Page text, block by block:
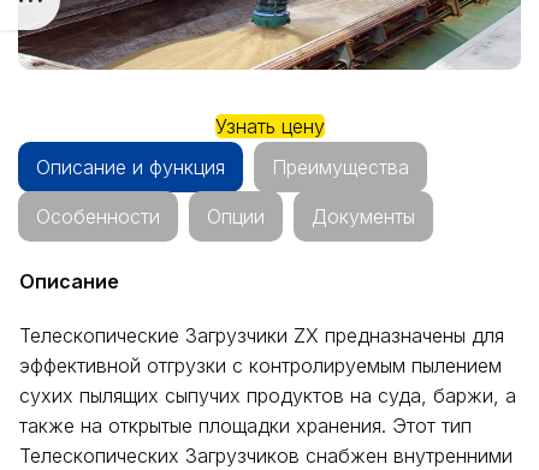
Узнать цену
Описание и функция
Преимущества
Особенности Опции Документы
Описание
Телескопические Загрузчики ZX предназначены для
эффективной отгрузки с контролируемым пылением
сухих пылящих сыпучих продуктов на суда, баржи, а
также на открытые площадки хранения. Этот тип
Телескопических Загрузчиков снабжен внутренними